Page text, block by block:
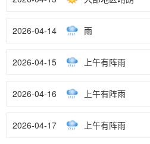
2026-04-14 雨
2026-04-15 上午有阵雨
2026-04-16 上午有阵雨
2026-04-17 上午有阵雨